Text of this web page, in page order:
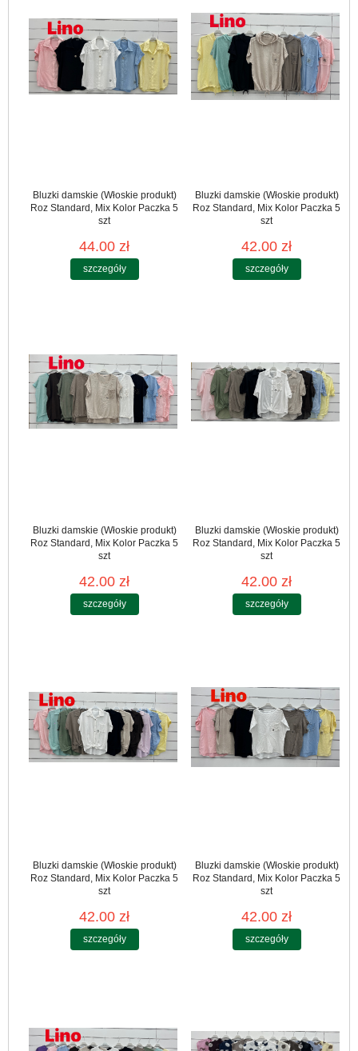
Bluzki damskie (Włoskie produkt)
Roz Standard, Mix Kolor Paczka 5
szt
44.00 zł
szczegóły
Bluzki damskie (Włoskie produkt)
Roz Standard, Mix Kolor Paczka 5
szt
42.00 zł
szczegóły
Bluzki damskie (Włoskie produkt)
Roz Standard, Mix Kolor Paczka 5
szt
42.00 zł
szczegóły
Bluzki damskie (Włoskie produkt)
Roz Standard, Mix Kolor Paczka 5
szt
42.00 zł
szczegóły
Bluzki damskie (Włoskie produkt)
Roz Standard, Mix Kolor Paczka 5
szt
42.00 zł
szczegóły
Bluzki damskie (Włoskie produkt)
Roz Standard, Mix Kolor Paczka 5
szt
42.00 zł
szczegóły